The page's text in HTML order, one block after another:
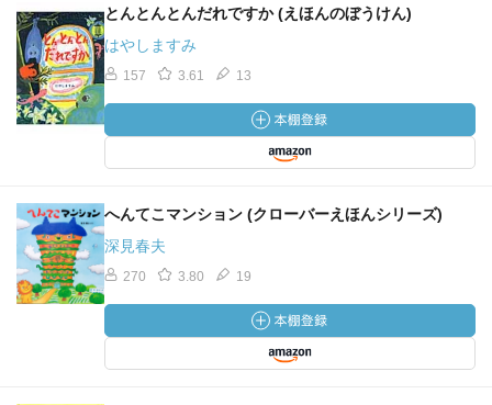
とんとんとんだれですか (えほんのぼうけん)
はやしますみ
157 3.61 13
へんてこマンション (クローバーえほんシリーズ)
深見春夫
270 3.80 19